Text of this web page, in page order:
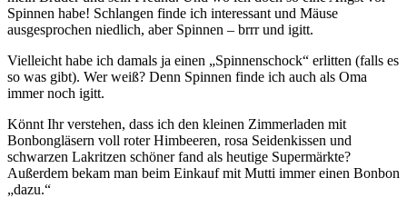
Spinnen habe! Schlangen finde ich interessant und Mäuse
ausgesprochen niedlich, aber Spinnen – brrr und igitt.
Vielleicht habe ich damals ja einen
Spinnenschock
erlitten (falls es
so was gibt). Wer weiß? Denn Spinnen finde ich auch als Oma
immer noch igitt.
Könnt Ihr verstehen, dass ich den kleinen Zimmerladen mit
Bonbongläsern voll roter Himbeeren, rosa Seidenkissen und
schwarzen Lakritzen schöner fand als heutige Supermärkte?
Außerdem bekam man beim Einkauf mit Mutti immer einen Bonbon
dazu.